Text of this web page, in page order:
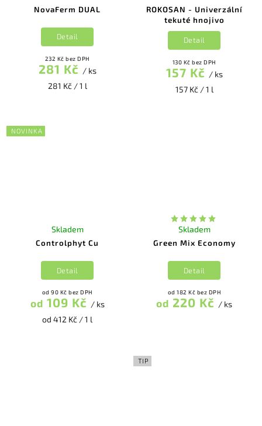
NovaFerm DUAL
232 Kč bez DPH
281 Kč / ks
281 Kč / 1 l
Detail
ROKOSAN - Univerzální
tekuté hnojivo
130 Kč bez DPH
157 Kč / ks
157 Kč / 1 l
Detail
NOVINKA
Controlphyt Cu
Skladem
od 90 Kč bez DPH
od 109 Kč / ks
od 412 Kč / 1 l
Detail
Green Mix Economy
Skladem
od 182 Kč bez DPH
od 220 Kč / ks
Detail
TIP